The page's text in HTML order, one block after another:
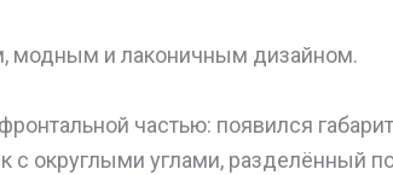
модным и лаконичным дизайном.
частью: появился
с округлыми углами, разделённый